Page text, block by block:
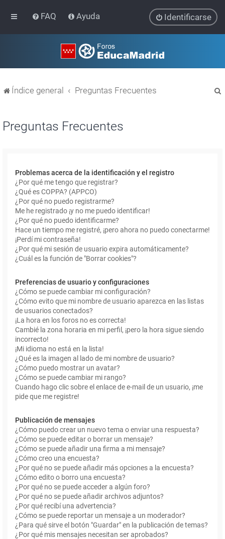
FAQ Ayuda Identificarse
Índice general Preguntas Frecuentes
Preguntas Frecuentes
Problemas acerca de la identificación y el registro
¿Por qué me tengo que registrar?
¿Qué es COPPA? (APPCO)
¿Por qué no puedo registrarme?
Me he registrado ¡y no me puedo identificar!
¿Por qué no puedo identificarme?
Hace un tiempo me registré, ¡pero ahora no puedo conectarme!
¡Perdí mi contraseña!
¿Por qué mi sesión de usuario expira automáticamente?
¿Cuál es la función de "Borrar cookies"?
Preferencias de usuario y configuraciones
¿Cómo se puede cambiar mi configuración?
¿Cómo evito que mi nombre de usuario aparezca en las listas
de usuarios conectados?
¡La hora en los foros no es correcta!
Cambié la zona horaria en mi perfil, ¡pero la hora sigue siendo
incorrecto!
¡Mi idioma no está en la lista!
¿Qué es la imagen al lado de mi nombre de usuario?
¿Cómo puedo mostrar un avatar?
¿Cómo se puede cambiar mi rango?
Cuando hago clic sobre el enlace de e-mail de un usuario, ¡me
pide que me registre!
Publicación de mensajes
¿Cómo puedo crear un nuevo tema o enviar una respuesta?
¿Cómo se puede editar o borrar un mensaje?
¿Cómo se puede añadir una firma a mi mensaje?
¿Cómo creo una encuesta?
¿Por qué no se puede añadir más opciones a la encuesta?
¿Cómo edito o borro una encuesta?
¿Por qué no se puede acceder a algún foro?
¿Por qué no se puede añadir archivos adjuntos?
¿Por qué recibí una advertencia?
¿Cómo se puede reportar un mensaje a un moderador?
¿Para qué sirve el botón "Guardar" en la publicación de temas?
¿Por qué mis mensajes necesitan ser aprobados?